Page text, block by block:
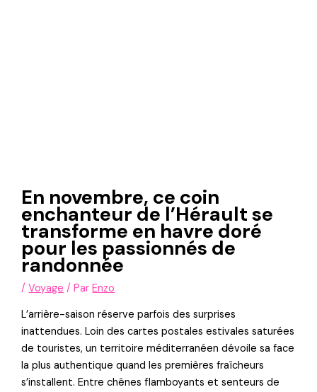
En novembre, ce coin
enchanteur de l’Hérault se
transforme en havre doré
pour les passionnés de
randonnée
/Voyage / ParEnzo
L’arrière-saison réserve parfois des surprises
inattendues. Loin des cartes postales estivales saturées
de touristes, un territoire méditerranéen dévoile sa face
la plus authentique quand les premières fraîcheurs
s’installent. Entre chênes flamboyants et senteurs de